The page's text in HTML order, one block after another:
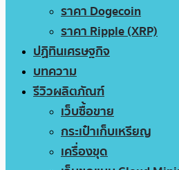
ราคา Dogecoin
ราคา Ripple (XRP)
ปฏิทินเศรษฐกิจ
บทความ
รีวิวผลิตภัณฑ์
เว็บซื้อขาย
กระเป๋าเก็บเหรียญ
เครื่องขุด